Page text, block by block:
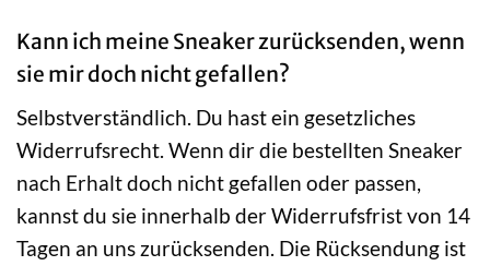
Kann ich meine Sneaker zurücksenden, wenn
sie mir doch nicht gefallen?
Selbstverständlich. Du hast ein gesetzliches
Widerrufsrecht. Wenn dir die bestellten Sneaker
nach Erhalt doch nicht gefallen oder passen,
kannst du sie innerhalb der Widerrufsfrist von 14
Tagen an uns zurücksenden. Die Rücksendung ist